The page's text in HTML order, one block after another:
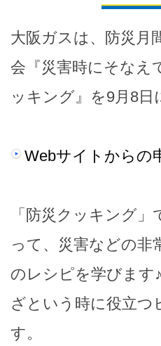
大阪ガスは、防災月
会『災害時にそなえ
ッキング』を9月8日
Webサイトから
「防災クッキング
って、災害などの
のレシピを学びます
ざという時に役立つ
す。